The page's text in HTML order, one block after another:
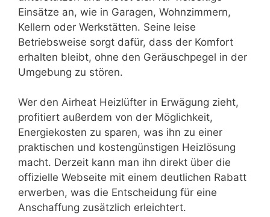
Einsätze an, wie in Garagen, Wohnzimmern,
Kellern oder Werkstätten. Seine leise
Betriebsweise sorgt dafür, dass der Komfort
erhalten bleibt, ohne den Geräuschpegel in der
Umgebung zu stören.
Wer den Airheat Heizlüfter in Erwägung zieht,
profitiert außerdem von der Möglichkeit,
Energiekosten zu sparen, was ihn zu einer
praktischen und kostengünstigen Heizlösung
macht. Derzeit kann man ihn direkt über die
offizielle Webseite mit einem deutlichen Rabatt
erwerben, was die Entscheidung für eine
Anschaffung zusätzlich erleichtert.